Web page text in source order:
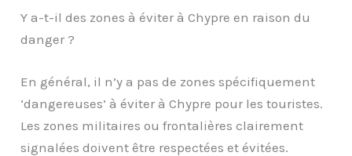
Y a-t-il des zones à éviter à Chypre en raison du
danger ?
En général, il n’y a pas de zones spécifiquement
‘dangereuses’ à éviter à Chypre pour les touristes.
Les zones militaires ou frontalières clairement
signalées doivent être respectées et évitées.